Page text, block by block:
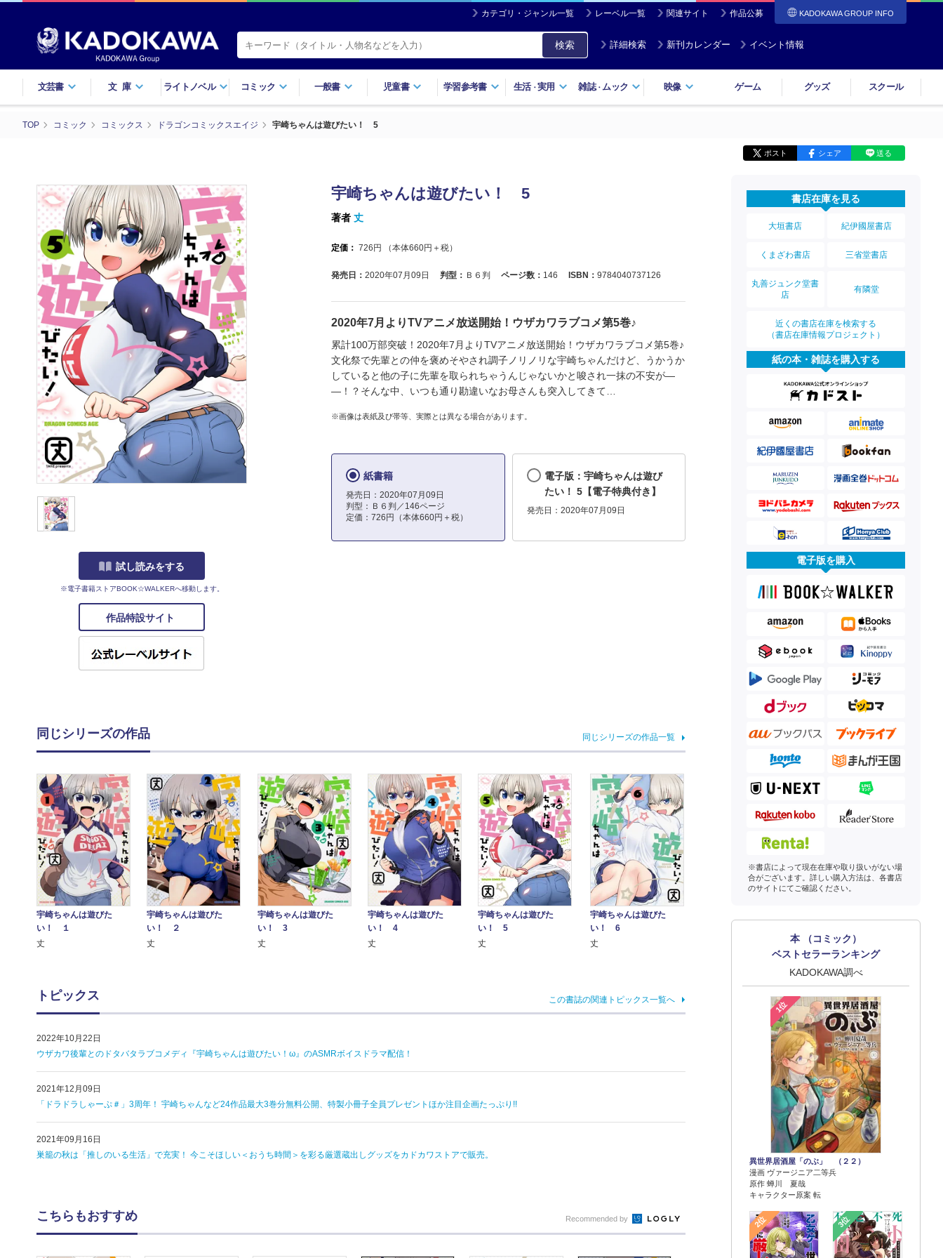
カテゴリ・ジャンル一覧 レーベル一覧 関連サイト 作品公募 KADOKAWA GROUP INFO
検索 詳細検索 新刊カレンダー イベント情報
文芸書 文庫 ライトノベル コミック 一般書 児童書 学習参考書 生活・実用 雑誌・ ムック 映像 ゲーム グッズ スクール
TOP コミック コミックス ドラゴンコミックスエイジ 宇崎ちゃんは遊びたい！ 5
ポスト シェア 送る
試し読みをする
※電子書籍ストアBOOK☆WALKERへ移動します。
作品特設サイト
宇崎ちゃんは遊びたい！ 5
著者 丈
定価： 726 円 （本体660円＋税）
発売日： 2020年07月09日 判型： Ｂ６判 ページ数： 146 ISBN： 9784040737126
2020年7月よりTVアニメ放送開始！ウザカワラブコメ第5巻♪
累計100万部突破！2020年7月よりTVアニメ放送開始！ウザカワラブコメ第5巻♪
文化祭で先輩との仲を褒めそやされ調子ノリノリな宇崎ちゃんだけど、うかうか
していると他の子に先輩を取られちゃうんじゃないかと唆され一抹の不安が―
―！？そんな中、いつも通り勘違いなお母さんも突入してきて…
※画像は表紙及び帯等、実際とは異なる場合があります。
紙書籍
発売日：2020年07月09日
判型：Ｂ６判／146ページ
定価：726円（本体660円＋税）
電子版：宇崎ちゃんは遊び
たい！ 5【電子特典付き】
発売日：2020年07月09日
同じシリーズの作品 同じシリーズの作品一覧
宇崎ちゃんは遊びた
い！ １
丈
宇崎ちゃんは遊びた
い！ ２
丈
宇崎ちゃんは遊びた
い！ 3
丈
宇崎ちゃんは遊びた
い！ 4
丈
宇崎ちゃんは遊びた
い！ 5
丈
宇崎ちゃんは遊びた
い！ 6
丈
トピックス この書誌の関連トピックス一覧へ
2022年10月22日
ウザカワ後輩とのドタバタラブコメディ『宇崎ちゃんは遊びたい！ω』のASMRボイスドラマ配信！
2021年12月09日
「ドラドラしゃーぷ＃」3周年！ 宇崎ちゃんなど24作品最大3巻分無料公開、特製小冊子全員プレゼントほか注目企画たっぷり!!
2021年09月16日
巣籠の秋は「推しのいる生活」で充実！ 今こそほしい＜おうち時間＞を彩る厳選蔵出しグッズをカドカワストアで販売。
書店在庫を見る
大垣書店 紀伊國屋書店
くまざわ書店 三省堂書店
丸善ジュンク堂書
店
有隣堂
近くの書店在庫を検索する
（書店在庫情報プロジェクト）
紙の本・雑誌を購入する
電子版を購入
※書店によって現在在庫や取り扱いがない場
合がございます。詳しい購入方法は、各書店
のサイトにてご確認ください。
本 （コミック）
ベストセラーランキング
KADOKAWA調べ
1位
異世界居酒屋「のぶ」 （２２）
漫画 ヴァージニア二等兵
原作 蝉川 夏哉
キャラクター原案 転
2位 3位
こちらもおすすめ Recommended by